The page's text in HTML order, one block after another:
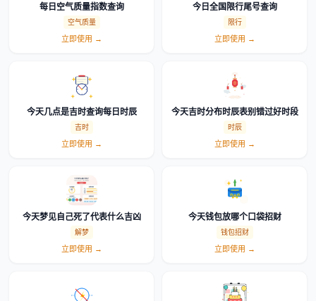
每日空气质量指数查询
空气质量
立即使用 →
今日全国限行尾号查询
限行
立即使用 →
今天几点是吉时查询每日时辰
吉时
立即使用 →
今天吉时分布时辰表别错过好时段
时辰
立即使用 →
今天梦见自己死了代表什么吉凶
解梦
立即使用 →
今天钱包放哪个口袋招财
钱包招财
立即使用 →